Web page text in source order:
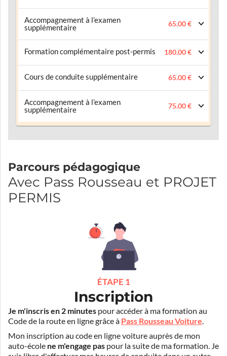
Accompagnement à l’examen
supplémentaire
65.00 €
Formation complémentaire post-permis 180.00 €
Cours de conduite supplémentaire 65.00 €
Accompagnement à l’examen
supplémentaire
75.00 €
Parcours pédagogique
Avec Pass Rousseau et PROJET
PERMIS
ÉTAPE 1
Inscription
Je m'inscris en 2 minutes pour accéder à ma formation au
Code de la route en ligne grâce à Pass Rousseau Voiture.
Mon inscription au code en ligne voiture auprès de mon
auto-école ne m'engage pas pour la suite de ma formation. Je